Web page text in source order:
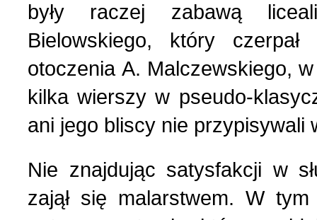
były raczej zabawą
Bielowskiego, który
otoczenia А. Мalczewskiego,
kilka wierszy w pseudo-
ani jego bliscy nie przypisywali
Nie znajdując satysfakcji w
zajął się malarstwem. W